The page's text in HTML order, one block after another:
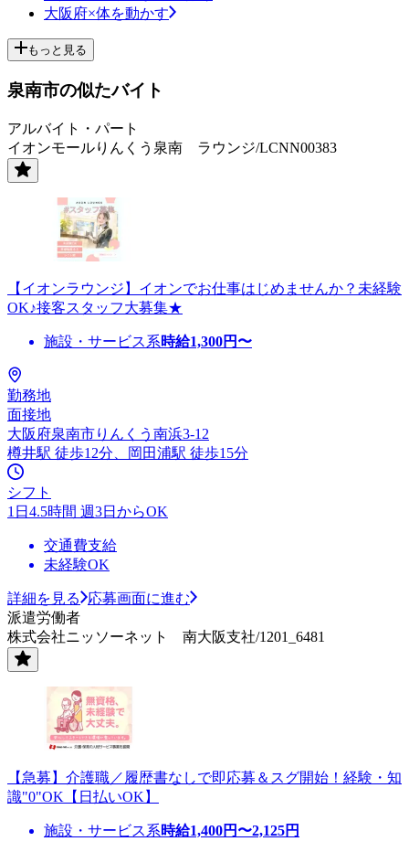
大阪府×体を動かす
もっと見る
泉南市の似たバイト
アルバイト・パート
イオンモールりんくう泉南 ラウンジ/LCNN00383
【イオンラウンジ】イオンでお仕事はじめませんか？未経験
OK♪接客スタッフ大募集★
施設・サービス系時給1,300円〜
勤務地
面接地
大阪府泉南市りんくう南浜3-12
樽井駅 徒歩12分、岡田浦駅 徒歩15分
シフト
1日4.5時間 週3日からOK
交通費支給
未経験OK
詳細を見る
応募画面に進む
派遣労働者
株式会社ニッソーネット 南大阪支社/1201_6481
【急募】介護職／履歴書なしで即応募＆スグ開始！経験・知
識"0"OK【日払いOK】
施設・サービス系時給1,400円〜2,125円